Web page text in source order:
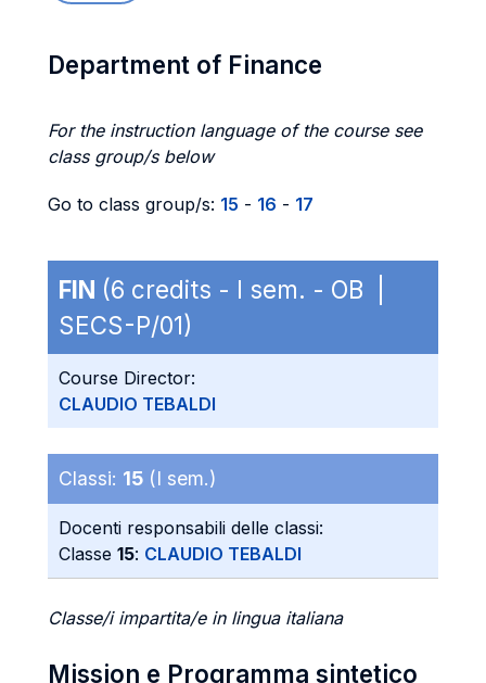
Department of Finance
For the instruction language of the course see
class group/s below
Go to class group/s: 15 - 16 - 17
FIN (6 credits - I sem. - OB |
SECS-P/01)
Course Director:
CLAUDIO TEBALDI
Classi: 15 (I sem.)
Docenti responsabili delle classi:
Classe 15: CLAUDIO TEBALDI
Classe/i impartita/e in lingua italiana
Mission e Programma sintetico